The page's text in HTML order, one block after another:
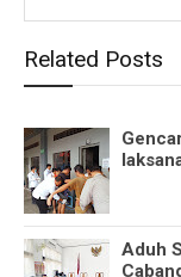
Related Posts
Aduh